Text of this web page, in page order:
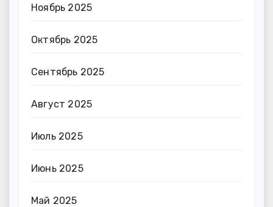
Ноябрь 2025
Октябрь 2025
Сентябрь 2025
Август 2025
Июль 2025
Июнь 2025
Май 2025